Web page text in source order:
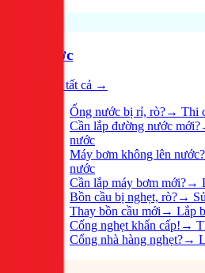
Nước
Xem tất cả →
Ống nước bị rỉ, rò?→ Thi
Cần lắp đường nước mới?
nước
Máy bơm không lên nước?
nước
Cần lắp máy bơm mới?→
Bồn cầu bị nghẹt, rò?→
Thay bồn cầu mới → Lắp
Cống nghẹt khẩn cấp! →
Cống nhà hàng nghẹt?→